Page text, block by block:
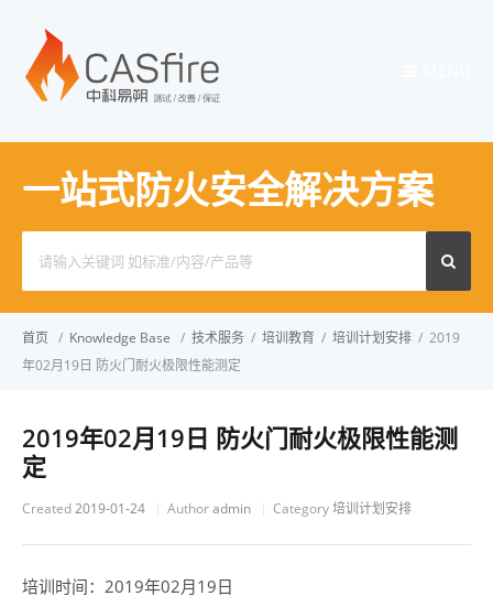
一站式防火安全解决方案
for:
首页 / Knowledge Base / 技术服务 / 培训教育 / 培训计划安排 / 2019
年02月19日 防火门耐火极限性能测定
2019年02月19日 防火门耐火极限性能测
定
Created2019-01-24 Authoradmin Category培训计划安排
培训时间：2019年02月19日